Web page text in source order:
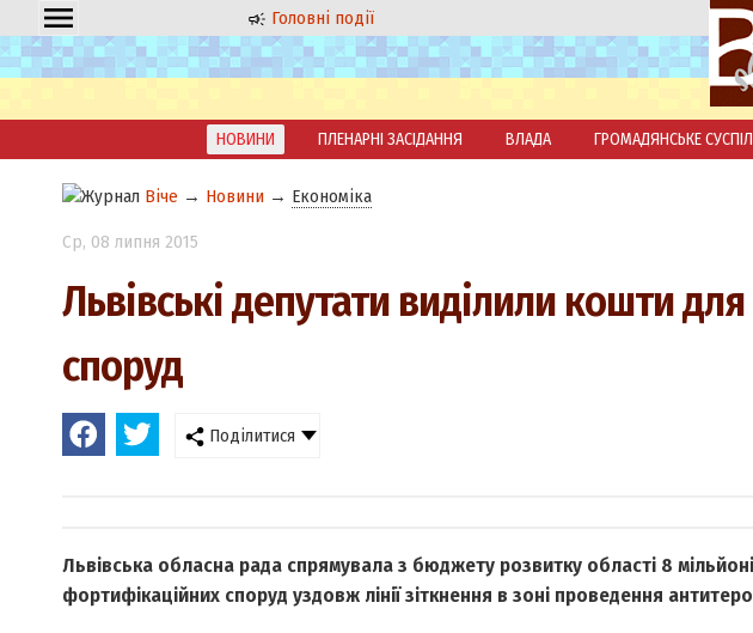
Головні події
НОВИНИ ПЛЕНАРНІ ЗАСІДАННЯ ВЛАДА ГРОМАДЯНСЬКЕ
Віче → Новини → Економіка
Ср, 08 липня 2015
Львівські депутати виділили кошти
споруд
Поділитися
Львівська обласна рада спрямувала з бюджету розвитку області 8
фортифікаційних споруд уздовж лінії зіткнення в зоні проведення